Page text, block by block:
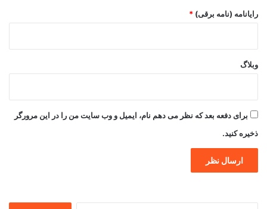
رایانامه (نامه برقی) *
وبلاگ
برای دفعه بعد که نظر می دهم نام، ایمیل و وب سایت من را در این مرورگر
ذخیره کنید.